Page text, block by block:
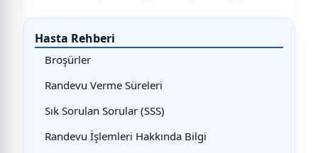
Hasta Rehberi
Broşürler
Randevu Verme Süreleri
Sık Sorulan Sorular (SSS)
Randevu İşlemleri Hakkında Bilgi